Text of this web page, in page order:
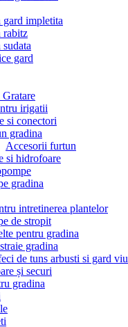
gard impletita
rabitz
sudata
gard
irigatii
si conectori
gradina
Accesorii furtun
si hidrofoare
gradina
intretinerea plantelor
de stropit
pentru gradina
gradina
de tuns arbusti si gard viu
și securi
gradina